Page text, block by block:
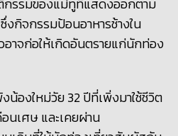
จกรรมป้อนอาหารช้างใน
าจก่อให้เกิดอันตรายแก่นักท่อง
น้องใหม่วัย 32ปีที่เพิ่งมาใช้ชีวิต
นเศษ และเคยผ่าน